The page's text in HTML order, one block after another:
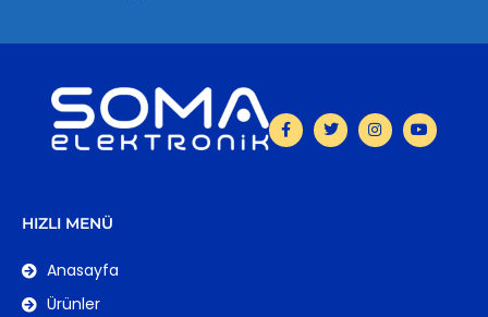
HIZLI MENÜ
Anasayfa
Ürünler